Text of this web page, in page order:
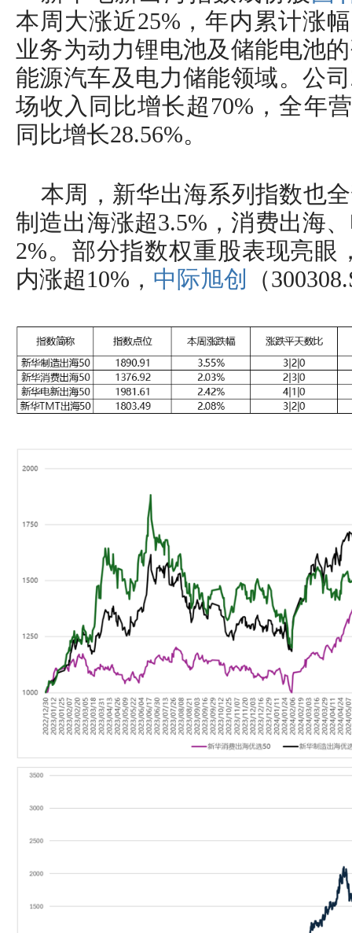
本周大涨近25%，年内累计涨
业务为动力锂电池及储能电池
能源汽车及电力储能领域。公
场收入同比增长超70%，全年
同比增长28.56%。
本周，新华出海系列指数也
制造出海涨超3.5%，消费出海
2%。部分指数权重股表现亮眼
内涨超10%， 中际旭创 （